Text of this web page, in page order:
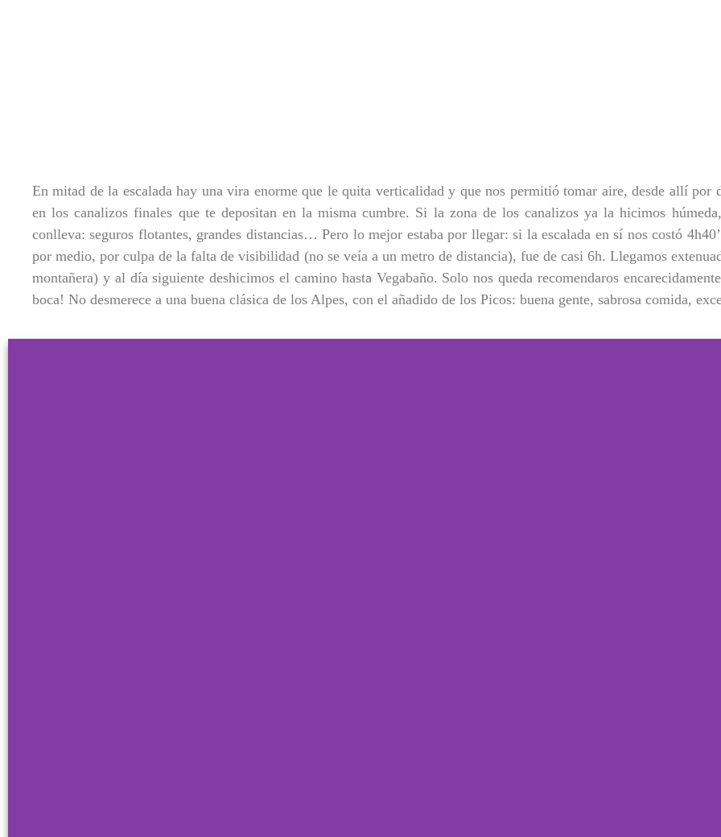
En mitad de la escalada hay una vira enorme que le quita verticalidad y que nos permitió tomar aire, desde allí por
en los canalizos finales que te depositan en la misma cumbre. Si la zona de los canalizos ya la hicimos
conlleva: seguros flotantes, grandes distancias… Pero lo mejor estaba por llegar: si la escalada en sí nos costó
por medio, por culpa de la falta de visibilidad (no se veía a un metro de distancia), fue de casi 6h. Llegamos
montañera) y al día siguiente deshicimos el camino hasta Vegabaño. Solo nos queda recomendaros
boca! No desmerece a una buena clásica de los Alpes, con el añadido de los Picos: buena gente, sabrosa comida,